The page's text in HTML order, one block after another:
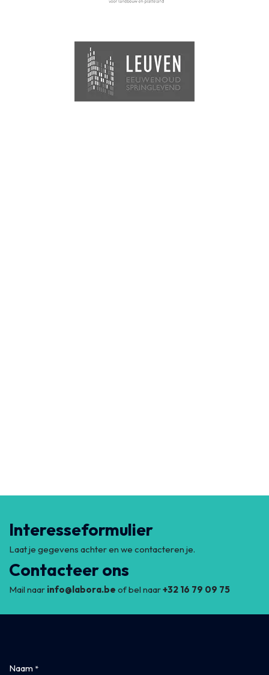
Interesseformulier
Laat je gegevens achter en we contacteren je.
Contacteer ons
Mail naar info@labora.be ​of bel naar​​+32 16 79 09 75
Naam *